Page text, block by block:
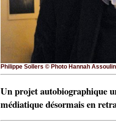
Philippe Sollers © Photo Hannah
Un projet autobiographique
médiatique désormais en